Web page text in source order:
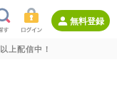
無料登録
以上配信中！